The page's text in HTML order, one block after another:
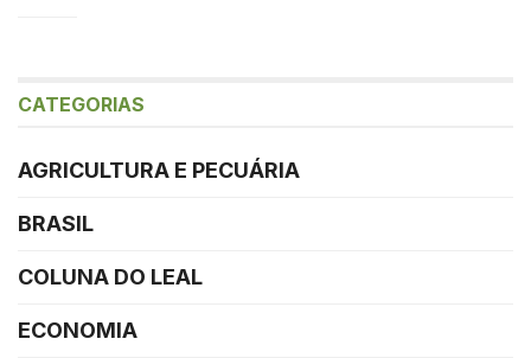
CATEGORIAS
AGRICULTURA E PECUÁRIA
BRASIL
COLUNA DO LEAL
ECONOMIA